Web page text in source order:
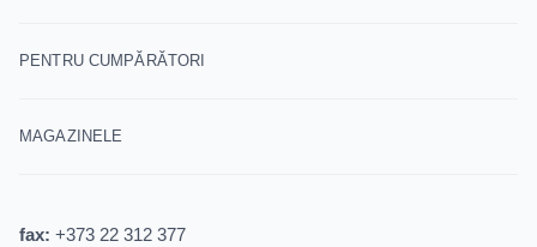
PENTRU CUMPĂRĂTORI
MAGAZINELE
fax: +373 22 312 377